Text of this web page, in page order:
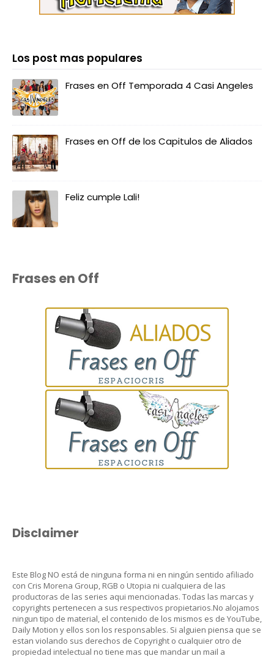
Los post mas populares
Frases en Off Temporada 4 Casi Angeles
Frases en Off de los Capitulos de Aliados
Feliz cumple Lali!
Frases en Off
Disclaimer
Este Blog NO está de ninguna forma ni en ningún sentido afiliado
con Cris Morena Group, RGB o Utopia ni cualquiera de las
productoras de las series aqui mencionadas. Todas las marcas y
copyrights pertenecen a sus respectivos propietarios.No alojamos
ningun tipo de material, el contenido de los mismos es de YouTube,
Daily Motion y ellos son los responsables. Si alguien piensa que se
estan violando sus derechos de Copyright o cualquier otro de
propiedad intelectual no tiene mas que mandar un mail a